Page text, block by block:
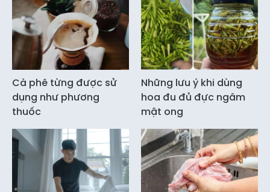
Cà phê từng được sử
dụng như phương
thuốc
Những lưu ý khi dùng
hoa đu đủ đực ngâm
mật ong